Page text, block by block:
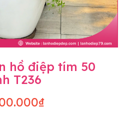
hồ điệp tím 50
T236